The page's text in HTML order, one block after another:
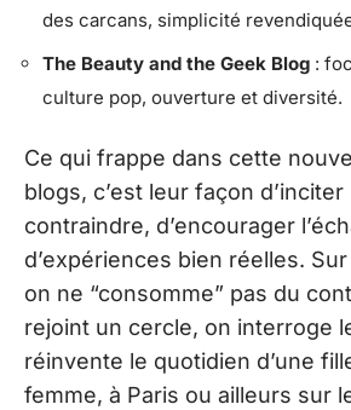
des carcans, simplicité
The Beauty and the Geek Blog :
culture pop, ouverture et diversité.
Ce qui frappe dans cette
blogs, c’est leur façon d’inciter
contraindre, d’encourager
d’expériences bien réelles.
on ne “consomme” pas du
rejoint un cercle, on interroge
réinvente le quotidien d’une
femme, à Paris ou ailleurs sur